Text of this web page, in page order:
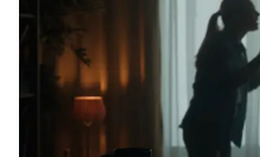
Všechny kategorie
Tvoření
Rady a tipy
Extra